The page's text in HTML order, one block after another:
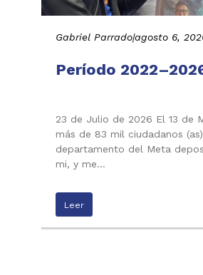
Gabriel Parrado|agosto 6,
Período
23 de Julio de 2026 El 13 de
más de 83 mil ciudadanos
departamento del Meta
mi, y me…
Leer